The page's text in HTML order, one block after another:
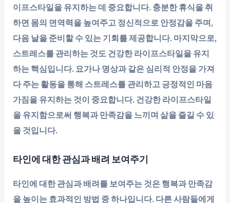
이프스타일을 유지하는 데 중요합니다. 충분한 휴식을 취
하면 몸의 면역력을 높여주고 정신적으로 안정감을 주며,
다음 날을 준비할 수 있는 기회를 제공합니다. 마지막으로,
스트레스를 관리하는 것도 건강한 라이프스타일을 유지
하는 핵심입니다. 요가나 명상과 같은 심리적 안정을 가져
다 주는 활동을 통해 스트레스를 관리하고 긍정적인 마음
가짐을 유지하는 것이 중요합니다. 건강한 라이프스타일
을 유지함으로써 행복과 만족감을 느끼며 삶을 즐길 수 있
을 것입니다.
타인에 대한 관심과 배려 보여주기
타인에 대한 관심과 배려를 보여주는 것은 행복과 만족감
을 높이는 효과적인 방법 중 하나입니다. 다른 사람들에게